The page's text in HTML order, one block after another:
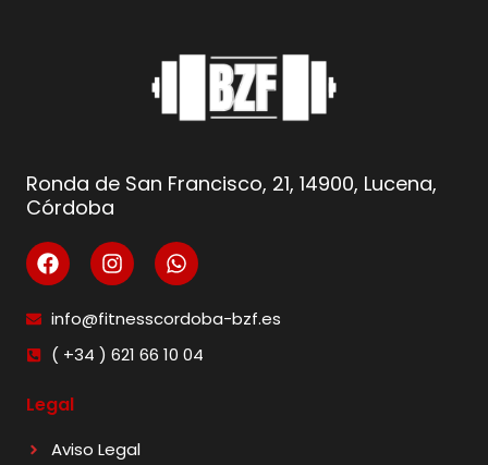
Ronda de San Francisco, 21, 14900, Lucena,
Córdoba
info@fitnesscordoba-bzf.es
( +34 ) 621 66 10 04
Legal
Aviso Legal